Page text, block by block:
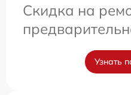
Скидка на
Узнать